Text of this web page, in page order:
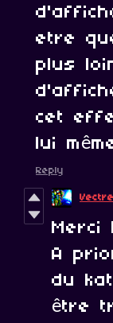
etre
plus
cet
lui
Reply
Merci
A
du
être